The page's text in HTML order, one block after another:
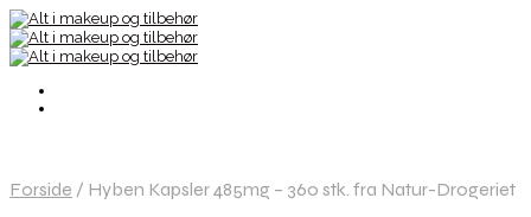
Forside / Hyben Kapsler 485mg – 360 stk. fra Natur-Drogeriet